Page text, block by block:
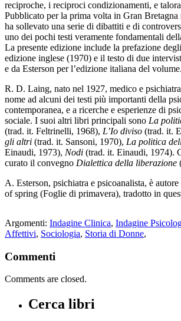
reciproche, i reciproci condizionamenti, e
Pubblicato per la prima volta in Gran
ha sollevato una serie di dibattiti e di
uno dei pochi testi veramente fondamentali
La presente edizione include la prefazione
edizione inglese (1970) e il testo di due
e da Esterson per l’edizione italiana del volume.
R. D. Laing, nato nel 1927, medico e
nome ad alcuni dei testi più importanti della
contemporanea, e a ricerche e esperienze di
sociale. I suoi altri libri principali sono La
(trad. it. Feltrinelli, 1968), L’Io diviso (trad. it.
gli altri (trad. it. Sansoni, 1970), La politica
Einaudi, 1973), Nodi (trad. it. Einaudi, 1974).
curato il convegno Dialettica della liberazione
A. Esterson, psichiatra e psicoanalista, è
of spring (Foglie di primavera), tradotto in
Argomenti: Indagine Clinica, Indagine
Affettivi, Sociologia, Storia di Donne,
Commenti
Comments are closed.
Cerca libri